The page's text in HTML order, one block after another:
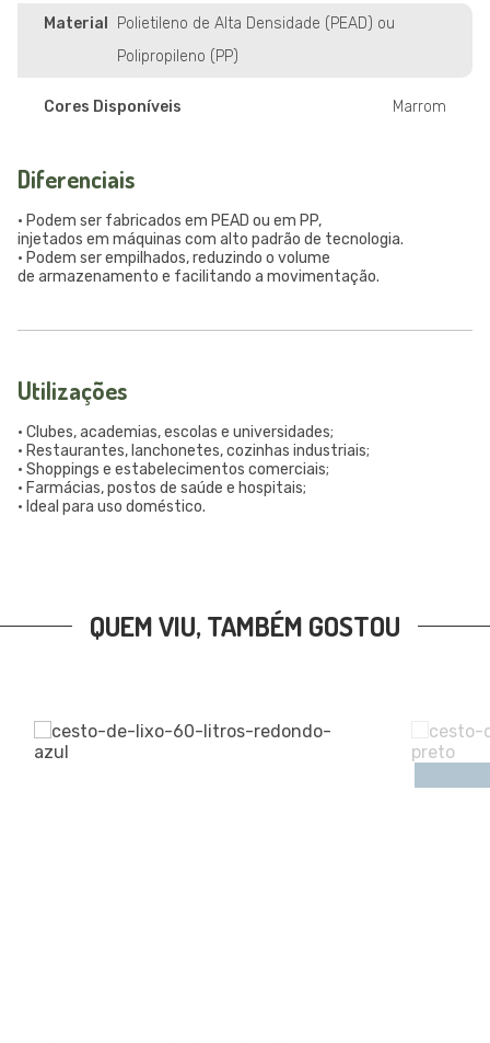
Material
Polietileno de Alta Densidade (PEAD) ou
Polipropileno (PP)
Cores Disponíveis Marrom
Diferenciais
• Podem ser fabricados em PEAD ou em PP,
injetados em máquinas com alto padrão de tecnologia.
• Podem ser empilhados, reduzindo o volume
de armazenamento e facilitando a movimentação.
Utilizações
• Clubes, academias, escolas e universidades;
• Restaurantes, lanchonetes, cozinhas industriais;
• Shoppings e estabelecimentos comerciais;
• Farmácias, postos de saúde e hospitais;
• Ideal para uso doméstico.
QUEM VIU, TAMBÉM GOSTOU